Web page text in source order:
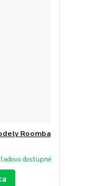
Roomba
dostupné